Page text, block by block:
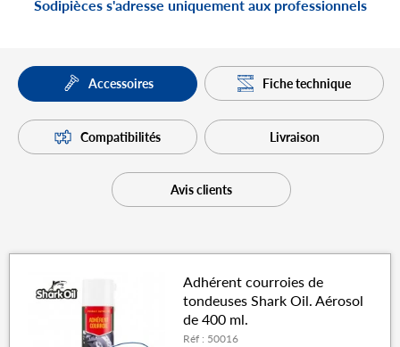
Sodipièces s'adresse uniquement aux professionnels
Accessoires Fiche technique
Compatibilités Livraison
Avis clients
Adhérent courroies de
tondeuses Shark Oil. Aérosol
de 400 ml.
Réf : 50016